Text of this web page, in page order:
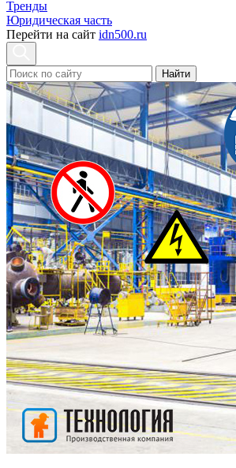
Тренды
Юридическая часть
Перейти на сайт idn500.ru
Найти